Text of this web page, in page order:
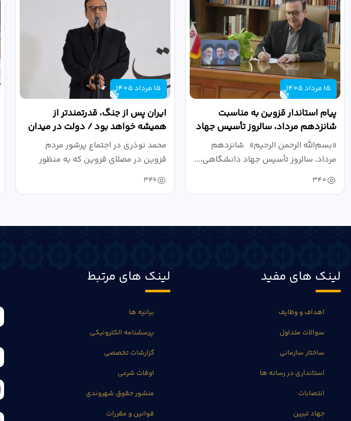
15 مرداد 1405
پیام استاندار قزوین به مناسبت
شانزدهم مرداد، سالروز تأسیس جهاد
دانشگاهی
«بسم‌الله الرحمن الرحیم» شانزدهم
مرداد، سالروز تأسیس جهاد دانشگاهی،...
340
15 مرداد 1405
ایران پس از جنگ، قدرتمندتر از
همیشه خواهد بود / دولت در میدان
نبرد اقتصادی،...
محمد نوذری در اجتماع پرشور مردم
قزوین در مصلای قزوین که به منظور
خون‌خواهی...
346
لینک های مفید
اهداف و وظایف
سوالات متداول
ساختار سازمانی
استانداری در رسانه ها
انتصابات
جهاد تبیین
لینک های مرتبط
بیانیه ها
پرسشنامه الکترونیکی
گزارشات تخصصی
اوقات شرعی
منشور حقوق شهروندی
قوانین و مقررات